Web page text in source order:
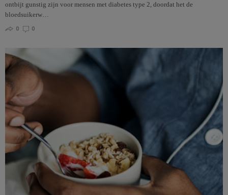
ontbijt gunstig zijn voor mensen met diabetes type 2, doordat het de
bloedsuikerw…
0
0